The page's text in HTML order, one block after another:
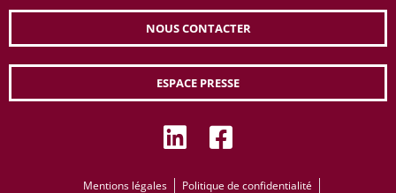
NOUS CONTACTER
ESPACE PRESSE
Mentions légales Politique de confidentialité